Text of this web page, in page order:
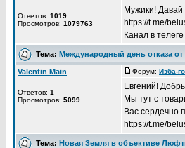
Ответов: 1019
Просмотров: 1079763
Мужики!
https://t.me/
Канал в
Тема: Международный день отказа от
Valentin Main
Ответов: 1
Просмотров: 5099
Форум: Изба-
Евгений!
Мы тут с
Вас сердечно
https://t.me/
Тема: Новая Земля в объективе